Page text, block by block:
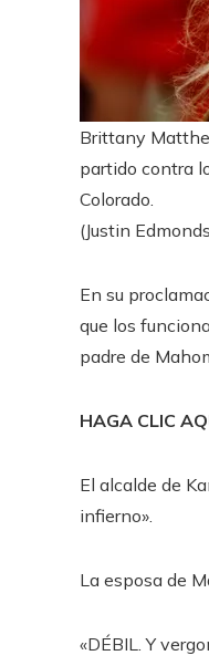
Brittany
partido contra
Colorado.
(Justin
En su
que los
padre de
HAGA CLIC
El alcalde de
infierno».
La esposa de
«DÉBIL. Y